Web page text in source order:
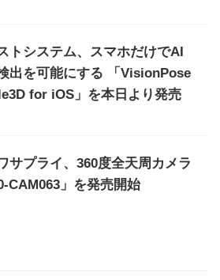
トシステム、スマホだけでAI
出を可能にする 「VisionPose
for iOS」を本日より発売
サプライ、360度全天周カメラ
CAM063」を発売開始